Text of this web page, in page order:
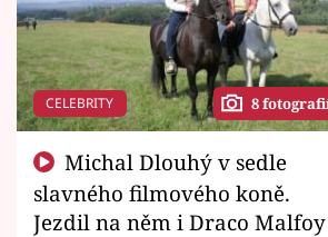
CELEBRITY 8
slavného filmového koně.
Jezdil na něm i Draco Malfoy